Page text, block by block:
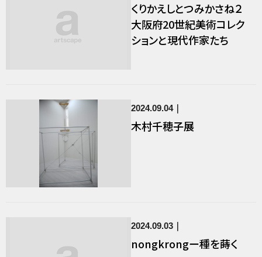
くりかえしとつみかさね２
大阪府20世紀美術コレク
ションと現代作家たち
2024.09.04
木村千穂子展
2024.09.03
nongkrongー種を蒔く